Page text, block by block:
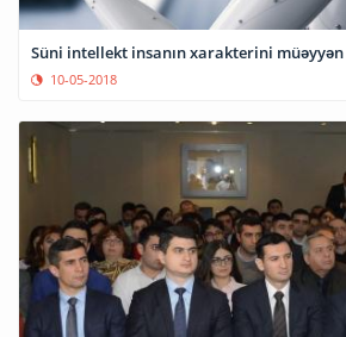
Süni intellekt insanın xarakterini müəyyən
10-05-2018